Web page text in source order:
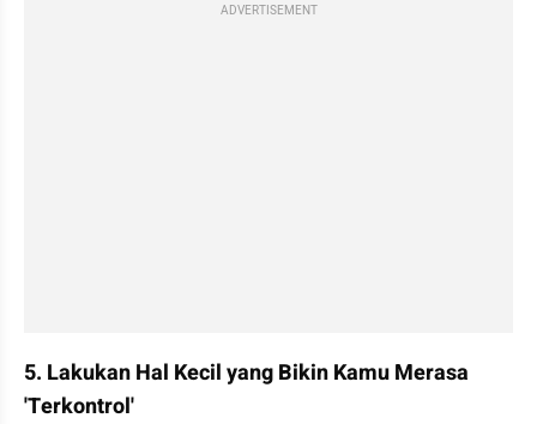
ADVERTISEMENT
5. Lakukan Hal Kecil yang Bikin Kamu Merasa
'Terkontrol'